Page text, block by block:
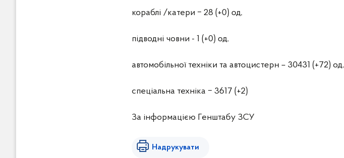
кораблі /катери ‒ 28 (+0) од,
підводні човни - 1 (+0) од,
автомобільної техніки та автоцистерн – 30431 (+72) од,
спеціальна техніка ‒ 3617 (+2)
За інформацією Генштабу ЗСУ
Надрукувати